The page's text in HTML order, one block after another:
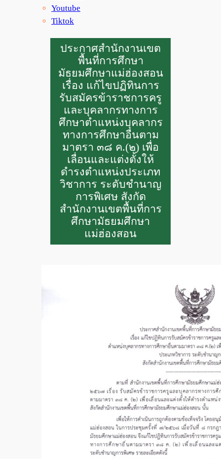
Youtube
Tiktok
ประกาศสำนักงานเขต
พื้นที่การศึกษา
มัธยมศึกษาแม่ฮ่องสอน
เรื่อง แก้ไขปฏิทินการ
รับสมัครข้าราชการครู
และบุคลากรทางการ
ศึกษาตำแหน่งบุคลากร
ทางการศึกษาอื่นตาม
มาตรา ๓๘ ค.(๒) เพื่อ
เลื่อนและแต่งตั้งให้
ดำรงตำแหน่งประเภท
วิชาการ ระดับชำนาญ
การพิเศษ สังกัด
สำนักงานเขตพื้นที่การ
ศึกษามัธยมศึกษา
แม่ฮ่องสอน